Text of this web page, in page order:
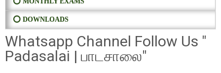
⭕ DOWNLOADS
Whatsapp Channel Follow Us "
Padasalai | பாடசாலை"